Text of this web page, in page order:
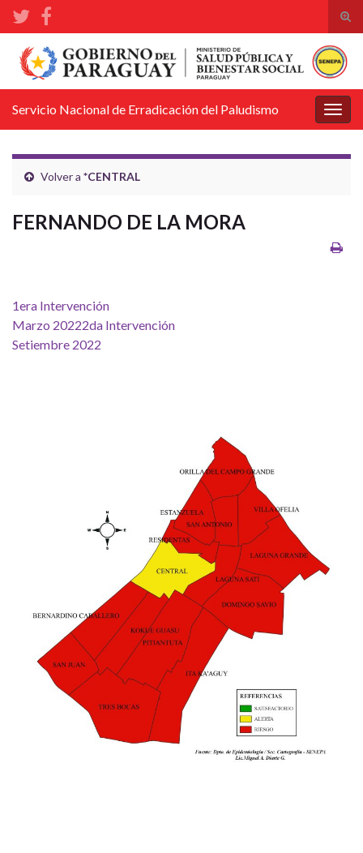
el
de
Search for:
la
Servicio Nacional de Erradicación del Paludismo
Volver a *CENTRAL
FERNANDO DE LA MORA
1era Intervención
Marzo 20222da Intervención
Setiembre 2022